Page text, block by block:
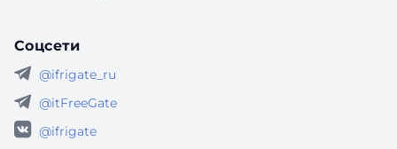
Соцсети
@ifrigate_ru
@itFreeGate
@ifrigate